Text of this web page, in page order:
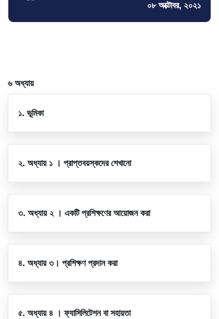
০৮ অক্টোবর, ২০২১
৬ অধ্যায়
১. ভূমিকা
২. অধ্যায় ১ । প্রাপ্তবয়স্কদের শেখানো
৩. অধ্যায় ২ । একটি প্রশিক্ষণের আয়োজন করা
৪. অধ্যায় ৩। প্রশিক্ষণ প্রদান করা
৫. অধ্যায় ৪ । ফ্যাসিলিটেশন বা সহায়তা